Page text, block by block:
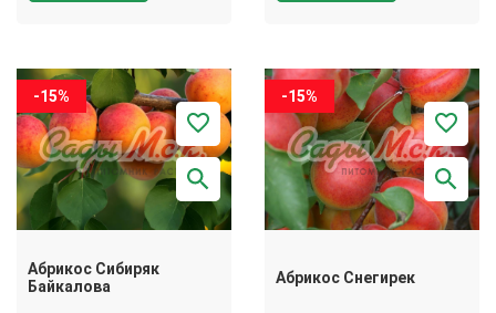
-15%
Абрикос Сибиряк
Байкалова
-15%
Абрикос Снегирек